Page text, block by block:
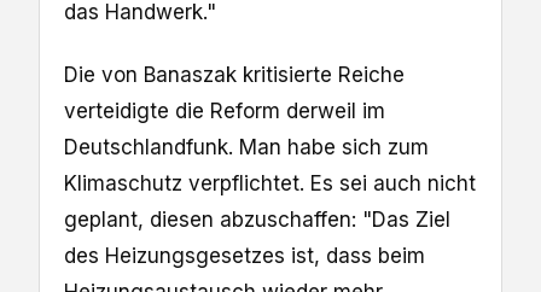
das Handwerk."
Die von Banaszak kritisierte Reiche
verteidigte die Reform derweil im
Deutschlandfunk. Man habe sich zum
Klimaschutz verpflichtet. Es sei auch nicht
geplant, diesen abzuschaffen: "Das Ziel
des Heizungsgesetzes ist, dass beim